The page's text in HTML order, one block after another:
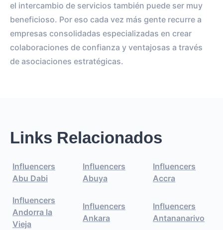
el intercambio de servicios también puede ser muy
beneficioso. Por eso cada vez más gente recurre a
empresas consolidadas especializadas en crear
colaboraciones de confianza y ventajosas a través
de asociaciones estratégicas.
Links Relacionados
Influencers
Abu Dabi
Influencers
Abuya
Influencers
Accra
Influencers
Andorra la
Vieja
Influencers
Ankara
Influencers
Antananarivo